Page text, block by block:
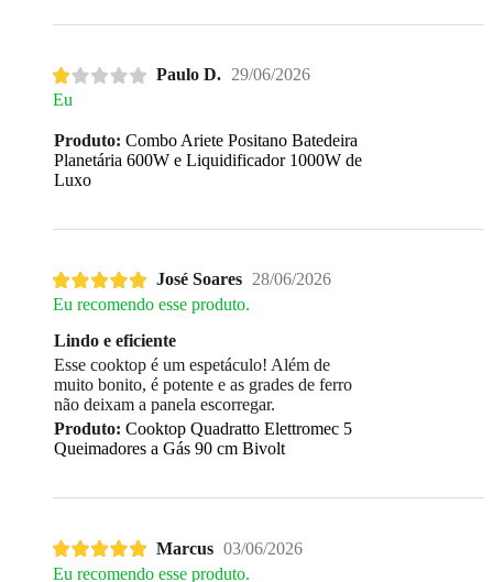
Paulo D. 29/06/2026
Eu
Produto: Combo Ariete Positano Batedeira
Planetária 600W e Liquidificador 1000W de
Luxo
José Soares 28/06/2026
Eu recomendo esse produto.
Lindo e eficiente
Esse cooktop é um espetáculo! Além de
muito bonito, é potente e as grades de ferro
não deixam a panela escorregar.
Produto: Cooktop Quadratto Elettromec 5
Queimadores a Gás 90 cm Bivolt
Marcus 03/06/2026
Eu recomendo esse produto.